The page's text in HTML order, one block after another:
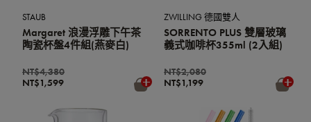
STAUB
Margaret 浪漫浮雕下午茶
陶瓷杯盤4件組(燕麥白)
NT$1,599
NT$4,380
ZWILLING 德國雙人
SORRENTO PLUS 雙層玻璃
義式咖啡杯355ml (2入組)
NT$1,199
NT$2,080